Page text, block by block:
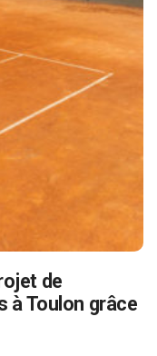
de
à Toulon grâce